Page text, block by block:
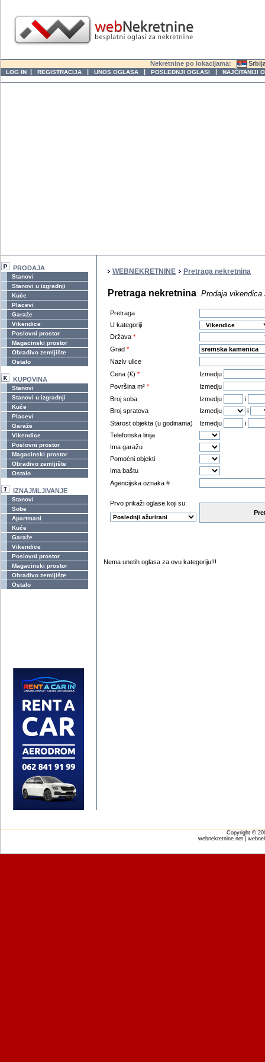
Nekretnine po lokacijama:
LOG IN | REGISTRACIJA | UNOS OGLASA | POSLEDNJI OGLASI | NAJČITANIJI
PRODAJA
Stanovi
Stanovi u izgradnji
Kuće
Placevi
Garaže
Vikendice
Poslovni prostor
Magacinski prostor
Obradivo zemljište
Ostalo
KUPOVINA
Stanovi
Stanovi u izgradnji
Kuće
Placevi
Garaže
Vikendice
Poslovni prostor
Magacinski prostor
Obradivo zemljište
Ostalo
IZNAJMLJIVANJE
Stanovi
Sobe
Apartmani
Kuće
Garaže
Vikendice
Poslovni prostor
Magacinski prostor
Obradivo zemljište
Ostalo
WEBNEKRETNINE Pretraga nekretnina
Pretraga nekretnina Prodaja
Pretraga
U kategoriji
Država *
Grad *
Naziv ulice
Cena (€) *
Izmedju
Površina m² *
Izmedju
Broj soba
Izmedju
i
Broj spratova
Izmedju
i
Starost objekta (u godinama)
Izmedju
i
Telefonska linija
Ima garažu
Pomoćni objekti
Ima baštu
Agencijska oznaka #
Prvo prikaži oglase koji su:
Nema unetih oglasa za ovu kategoriju!!!
Copyright ©
webnekretnine.net |